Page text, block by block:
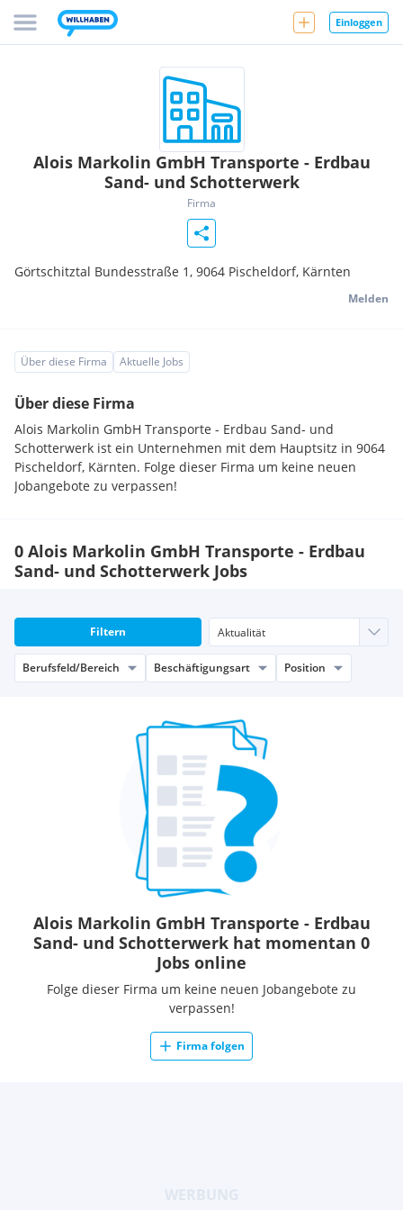
Einloggen
Alois Markolin GmbH Transporte - Erdbau
Sand- und Schotterwerk
Firma
Görtschitztal Bundesstraße 1, 9064 Pischeldorf, Kärnten
Melden
Über diese Firma Aktuelle Jobs
Über diese Firma
Alois Markolin GmbH Transporte - Erdbau Sand- und
Schotterwerk ist ein Unternehmen mit dem Hauptsitz in 9064
Pischeldorf, Kärnten. Folge dieser Firma um keine neuen
Jobangebote zu verpassen!
0 Alois Markolin GmbH Transporte - Erdbau
Sand- und Schotterwerk Jobs
Filtern
Berufsfeld/Bereich Beschäftigungsart Position
Alois Markolin GmbH Transporte - Erdbau
Sand- und Schotterwerk hat momentan 0
Jobs online
Folge dieser Firma um keine neuen Jobangebote zu
verpassen!
Firma folgen